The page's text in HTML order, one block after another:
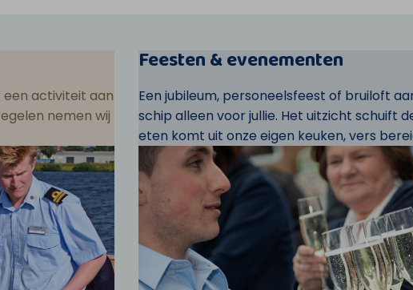
activiteit aan
nemen wij
Feesten & evenementen
Een jubileum, personeelsfeest of bruiloft
schip alleen voor jullie. Het uitzicht schuift
eten komt uit onze eigen keuken, vers